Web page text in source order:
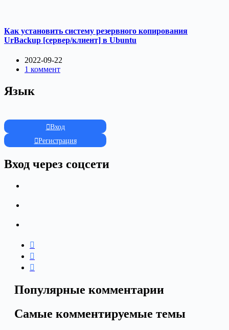
Как установить систему резервного копирования
UrBackup [сервер/клиент] в Ubuntu
2022-09-22
1 коммент
Язык
Вход
Регистрация
Вход через соцсети
Популярные комментарии
Самые комментируемые темы